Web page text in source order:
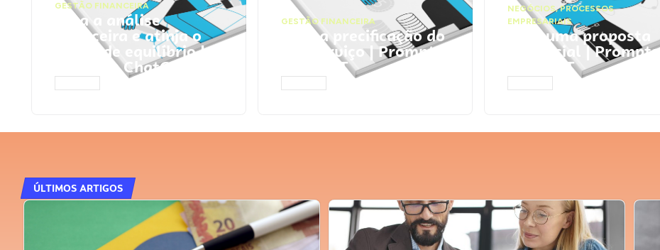
GESTÃO FINANCEIRA
Faça a análise
financeira e atinja o
ponto de equilíbrio |
Prompts ChatGPT
GESTÃO FINANCEIRA
Faça a precificação do
seu serviço | Prompts
ChatGPT
NEGÓCIOS,PROCESSOS
EMPRESARIAIS
Faça uma proposta
comercial | Prompts
ChatGPT
ÚLTIMOS ARTIGOS